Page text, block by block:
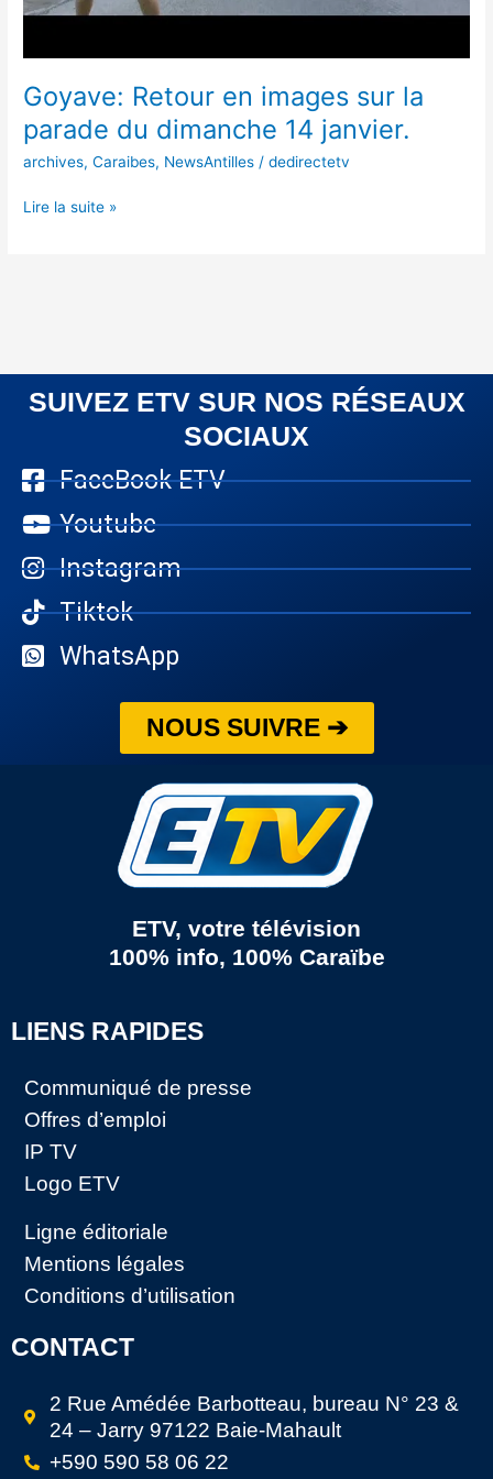
Goyave: Retour en images sur la
parade du dimanche 14 janvier.
archives,Caraibes, NewsAntilles /dedirectetv
Lire la suite »
SUIVEZ ETV SUR NOS RÉSEAUX
SOCIAUX
FaceBook ETV
Youtube
Instagram
Tiktok
WhatsApp
NOUS SUIVRE ➔
ETV, votre télévision
100% info, 100% Caraïbe
LIENS RAPIDES
Communiqué de presse
Offres d’emploi
IP TV
Logo ETV
Ligne éditoriale
Mentions légales
Conditions d’utilisation
CONTACT
2 Rue Amédée Barbotteau, bureau N° 23 &
24 – Jarry 97122 Baie-Mahault
+590 590 58 06 22